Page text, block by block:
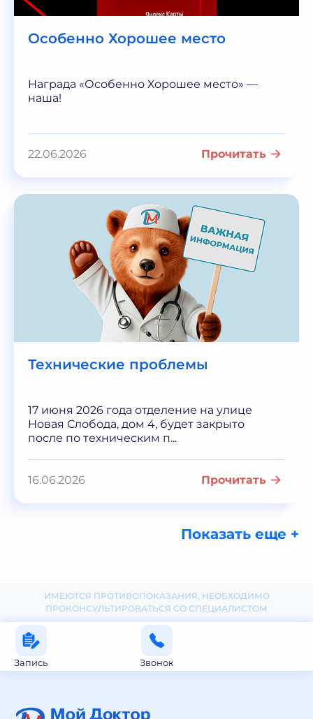
Особенно Хорошее место
Награда «Особенно Хорошее место» —
наша!
22.06.2026 Прочитать
Технические проблемы
17 июня 2026 года отделение на улице
Новая Слобода, дом 4, будет закрыто
после по техническим п...
16.06.2026 Прочитать
Показать еще +
ИМЕЮТСЯ ПРОТИВОПОКАЗАНИЯ, НЕОБХОДИМО
ПРОКОНСУЛЬТИРОВАТЬСЯ СО СПЕЦИАЛИСТОМ
Запись Звонок